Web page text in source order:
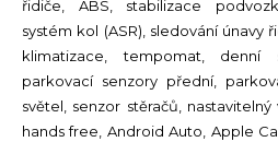
řidiče, ABS, stabilizace
systém kol (ASR), sledování únavy
klimatizace, tempomat, denní
parkovací senzory přední,
světel, senzor stěračů,
hands free, Android Auto, Apple